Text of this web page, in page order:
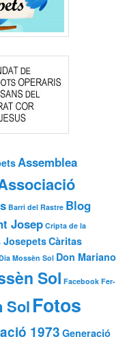
Assemblea
Barri del Rastre Blog
Josep Cripta de la
JosepetsCàritas
Mossèn Sol Don Mariano
Sol Facebook Fer-
SolFotos
1973 Generació